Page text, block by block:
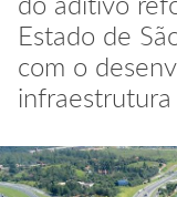
Estado de
com o